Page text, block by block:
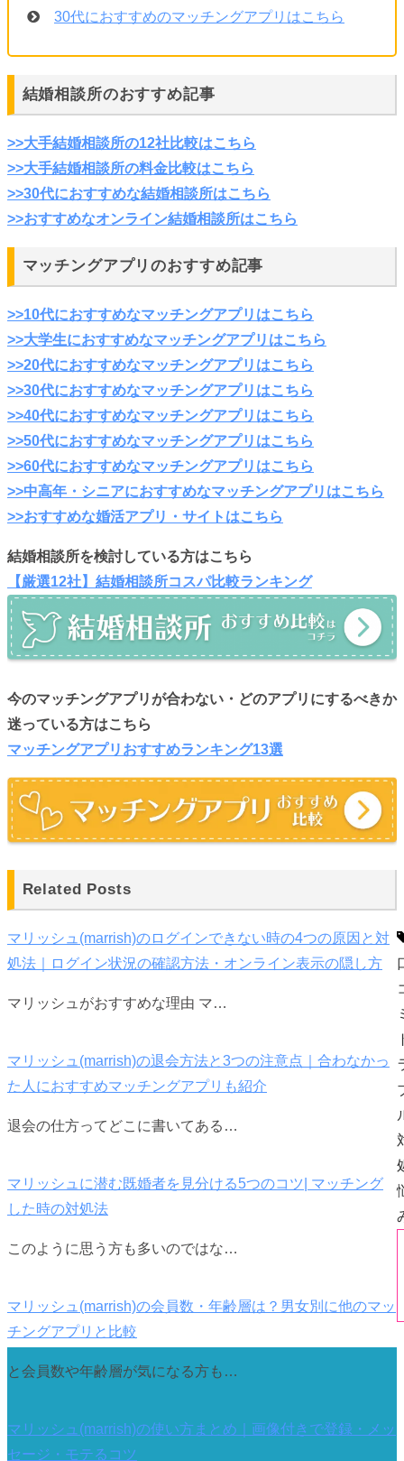
30代におすすめのマッチングアプリはこちら
結婚相談所のおすすめ記事
>>大手結婚相談所の12社比較はこちら
>>大手結婚相談所の料金比較はこちら
>>30代におすすめな結婚相談所はこちら
>>おすすめなオンライン結婚相談所はこちら
マッチングアプリのおすすめ記事
>>10代におすすめなマッチングアプリはこちら
>>大学生におすすめなマッチングアプリはこちら
>>20代におすすめなマッチングアプリはこちら
>>30代におすすめなマッチングアプリはこちら
>>40代におすすめなマッチングアプリはこちら
>>50代におすすめなマッチングアプリはこちら
>>60代におすすめなマッチングアプリはこちら
>>中高年・シニアにおすすめなマッチングアプリはこちら
>>おすすめな婚活アプリ・サイトはこちら
結婚相談所を検討している方はこちら
【厳選12社】結婚相談所コスパ比較ランキング
今のマッチングアプリが合わない・どのアプリにするべきか
迷っている方はこちら
マッチングアプリおすすめランキング13選
Related Posts
マリッシュ(marrish)のログインできない時の4つの原因と対
処法｜ログイン状況の確認方法・オンライン表示の隠し方
マリッシュがおすすめな理由 マ…
マリッシュ(marrish)の退会方法と3つの注意点｜合わなかっ
た人におすすめマッチングアプリも紹介
退会の仕方ってどこに書いてある…
マリッシュに潜む既婚者を見分ける5つのコツ| マッチング
した時の対処法
このように思う方も多いのではな…
マリッシュ(marrish)の会員数・年齢層は？男女別に他のマッ
チングアプリと比較
と会員数や年齢層が気になる方も…
マリッシュ(marrish)の使い方まとめ｜画像付きで登録・メッ
セージ・モテるコツ